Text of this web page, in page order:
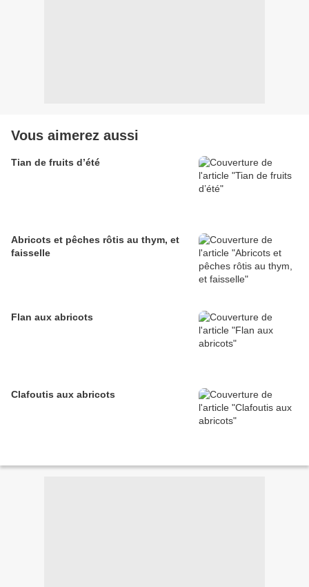
Vous aimerez aussi
Tian de fruits d’été
Abricots et pêches rôtis au thym, et
faisselle
Flan aux abricots
Clafoutis aux abricots